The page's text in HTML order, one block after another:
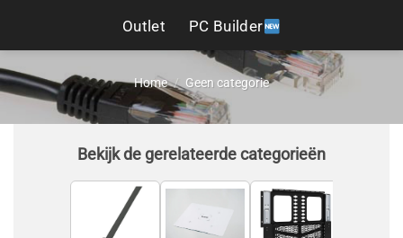
Outlet PC Builder
Home / Geen categorie
Bekijk de gerelateerde categorieën